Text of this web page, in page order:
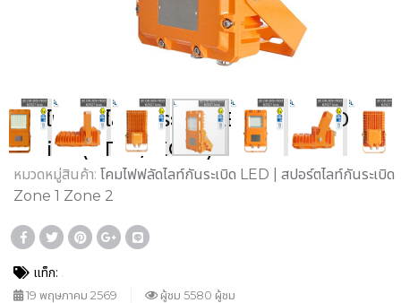
โคมไฟฟลัดไลท์กันระเบิด LED รุ่น KLE1027
Series (ATEX/IECEx)
หมวดหมู่สินค้า: โคมไฟฟลัดไลท์กันระเบิด LED | สปอร์ตไลท์กันระเบิด
Zone 1 Zone 2
แท็ก:
19 พฤษภาคม 2569 ผู้ชม 5580 ผู้ชม